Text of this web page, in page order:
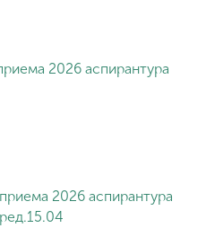
2026 аспирантура
2026 аспирантура